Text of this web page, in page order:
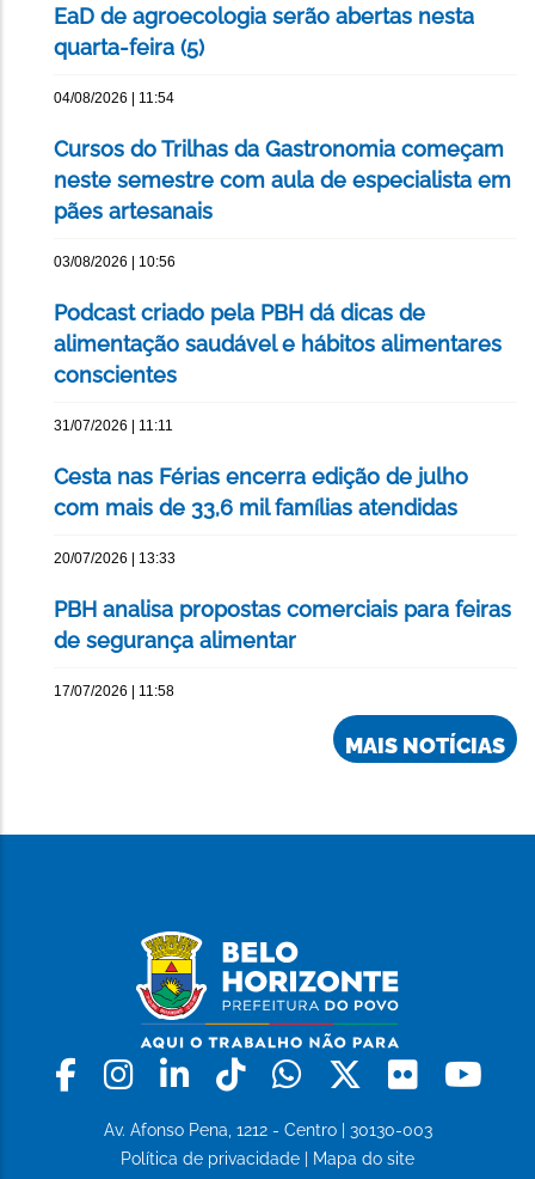
EaD de agroecologia serão abertas nesta
quarta-feira (5)
04/08/2026 | 11:54
Cursos do Trilhas da Gastronomia começam
neste semestre com aula de especialista em
pães artesanais
03/08/2026 | 10:56
Podcast criado pela PBH dá dicas de
alimentação saudável e hábitos alimentares
conscientes
31/07/2026 | 11:11
Cesta nas Férias encerra edição de julho
com mais de 33,6 mil famílias atendidas
20/07/2026 | 13:33
PBH analisa propostas comerciais para feiras
de segurança alimentar
17/07/2026 | 11:58
MAIS NOTÍCIAS
Facebook
Instagram
LinkedinTiktokWhatsapp
X Flickr
Av. Afonso Pena, 1212 - Centro | 30130-003
Política de privacidade
Mapa do site